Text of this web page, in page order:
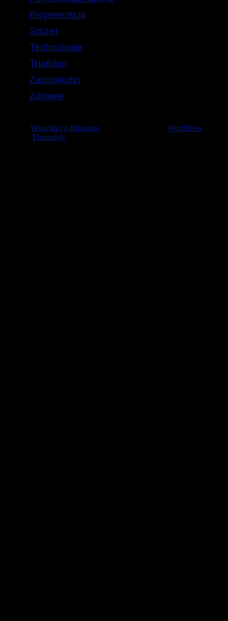
Regeneracja
Sprzęt
Technologie
Triathlon
Zapowiedzi
Zdrowie
Wszystko o Bieganiu
WordPress
ThemeIsle